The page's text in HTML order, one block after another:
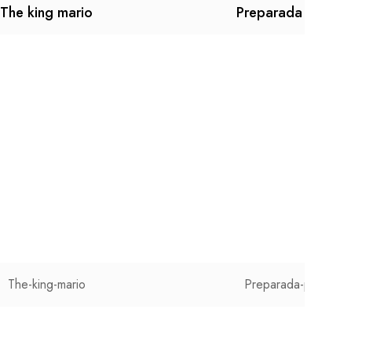
The king mario Preparada para volar
The-king-mario Preparada-para-volar